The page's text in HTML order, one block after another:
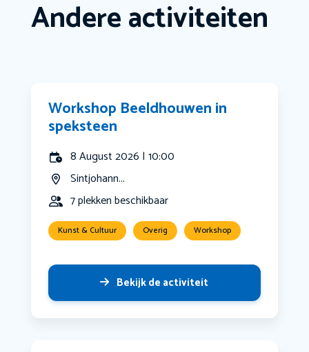
Andere activiteiten
Workshop Beeldhouwen in
speksteen
8 August 2026 | 10:00
Sintjohann...
7 plekken beschikbaar
Kunst & Cultuur Overig Workshop
Bekijk de activiteit